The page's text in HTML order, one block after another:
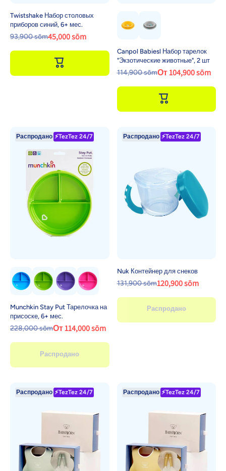
Twistshake Набор столовых
приборов синий, 6+ мес.
93,900 sōm45,000 sōm
Canpol Babiesl Набор тарелок
"Экзотические животные", 2 шт
114,900 sōmОт 104,900 sōm
Распродано ⚡TezTez 24/7
Munchkin Stay Put Тарелочка на
присоске, 6+ мес.
228,000 sōmОт 114,000 sōm
Распродано
Распродано ⚡TezTez 24/7
Nuk Контейнер для снеков
131,900 sōm120,900 sōm
Распродано
Распродано ⚡TezTez 24/7 Распродано ⚡TezTez 24/7